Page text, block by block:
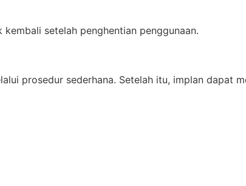
setelah penghentian penggunaan.
prosedur sederhana. Setelah itu, implan dapat